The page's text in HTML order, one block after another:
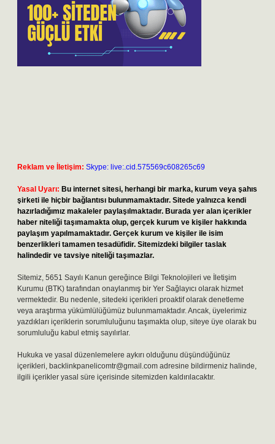
Reklam ve İletişim: Skype: live:.cid.575569c608265c69
Yasal Uyarı: Bu internet sitesi, herhangi bir marka, kurum veya şahıs
şirketi ile hiçbir bağlantısı bulunmamaktadır. Sitede yalnızca kendi
hazırladığımız makaleler paylaşılmaktadır. Burada yer alan içerikler
haber niteliği taşımamakta olup, gerçek kurum ve kişiler hakkında
paylaşım yapılmamaktadır. Gerçek kurum ve kişiler ile isim
benzerlikleri tamamen tesadüfidir. Sitemizdeki bilgiler taslak
halindedir ve tavsiye niteliği taşımazlar.
Sitemiz, 5651 Sayılı Kanun gereğince Bilgi Teknolojileri ve İletişim
Kurumu (BTK) tarafından onaylanmış bir Yer Sağlayıcı olarak hizmet
vermektedir. Bu nedenle, sitedeki içerikleri proaktif olarak denetleme
veya araştırma yükümlülüğümüz bulunmamaktadır. Ancak, üyelerimiz
yazdıkları içeriklerin sorumluluğunu taşımakta olup, siteye üye olarak bu
sorumluluğu kabul etmiş sayılırlar.
Hukuka ve yasal düzenlemelere aykırı olduğunu düşündüğünüz
içerikleri, backlinkpanelicomtr@gmail.com adresine bildirmeniz halinde,
ilgili içerikler yasal süre içerisinde sitemizden kaldırılacaktır.